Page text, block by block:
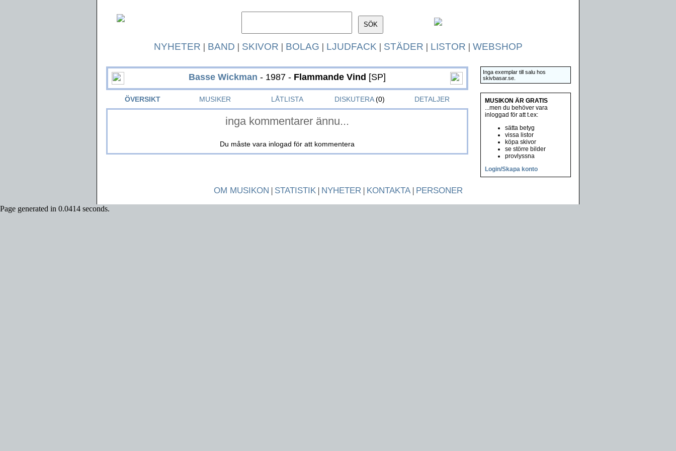
NYHETER | BAND | SKIVOR | BOLAG | LJUDFACK | STÄDER | LISTOR | WEBSHOP
Basse Wickman - 1987 - Flammande Vind [SP]
ÖVERSIKT MUSIKER LÅTLISTA DISKUTERA(0) DETALJER
inga kommentarer ännu...
Du måste vara inlogad för att kommentera
Inga exemplar till salu hos
skivbasar.se.
MUSIKON ÄR GRATIS
...men du behöver vara
inloggad för att t.ex:
sätta betyg
vissa listor
köpa skivor
se större bilder
provlyssna
Login/Skapa konto
OM MUSIKON | STATISTIK| NYHETER| KONTAKTA| PERSONER
Page generated in 0.0414 seconds.